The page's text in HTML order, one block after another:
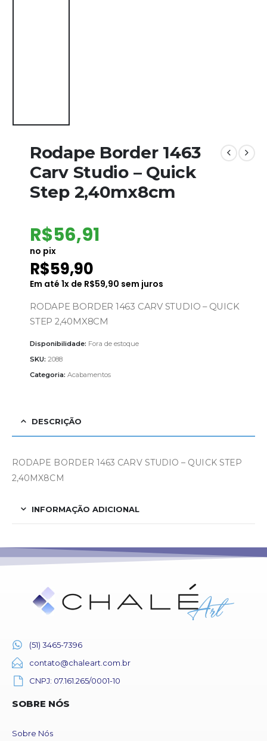
Rodape Border 1463
Carv Studio – Quick
Step 2,40mx8cm
R$56,91
no pix
R$59,90
Em até 1x de R$59,90 sem juros
RODAPE BORDER 1463 CARV STUDIO – QUICK
STEP 2,40MX8CM
Disponibilidade: Fora de estoque
SKU: 2088
Categoria: Acabamentos
DESCRIÇÃO
RODAPE BORDER 1463 CARV STUDIO – QUICK STEP
2,40MX8CM
INFORMAÇÃO ADICIONAL
(51) 3465-7396
contato@chaleart.com.br
CNPJ: 07.161.265/0001-10
SOBRE NÓS
Sobre Nós